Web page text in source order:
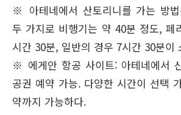
※ 아테네에서 산토리니를 가는 방
두 가지로 비행기는 약 40분 정도, 페
시간 30분, 일반의 경우 7시간 30분이
※ 에게안 항공 사이트: 아테네에서
공권 예약 가능. 다양한 시간이 선택
약까지 가능하다.